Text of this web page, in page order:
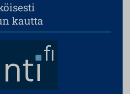
kautta